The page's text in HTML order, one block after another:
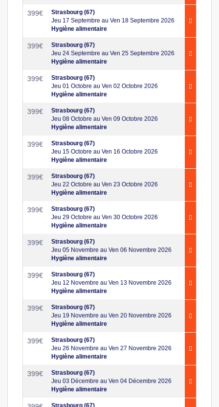
399€
Strasbourg (67)
Jeu 17 Septembre au Ven 18 Septembre 2026
Hygiène alimentaire
399€
Strasbourg (67)
Jeu 24 Septembre au Ven 25 Septembre 2026
Hygiène alimentaire
399€
Strasbourg (67)
Jeu 01 Octobre au Ven 02 Octobre 2026
Hygiène alimentaire
399€
Strasbourg (67)
Jeu 08 Octobre au Ven 09 Octobre 2026
Hygiène alimentaire
399€
Strasbourg (67)
Jeu 15 Octobre au Ven 16 Octobre 2026
Hygiène alimentaire
399€
Strasbourg (67)
Jeu 22 Octobre au Ven 23 Octobre 2026
Hygiène alimentaire
399€
Strasbourg (67)
Jeu 29 Octobre au Ven 30 Octobre 2026
Hygiène alimentaire
399€
Strasbourg (67)
Jeu 05 Novembre au Ven 06 Novembre 2026
Hygiène alimentaire
399€
Strasbourg (67)
Jeu 12 Novembre au Ven 13 Novembre 2026
Hygiène alimentaire
399€
Strasbourg (67)
Jeu 19 Novembre au Ven 20 Novembre 2026
Hygiène alimentaire
399€
Strasbourg (67)
Jeu 26 Novembre au Ven 27 Novembre 2026
Hygiène alimentaire
399€
Strasbourg (67)
Jeu 03 Décembre au Ven 04 Décembre 2026
Hygiène alimentaire
Strasbourg (67)